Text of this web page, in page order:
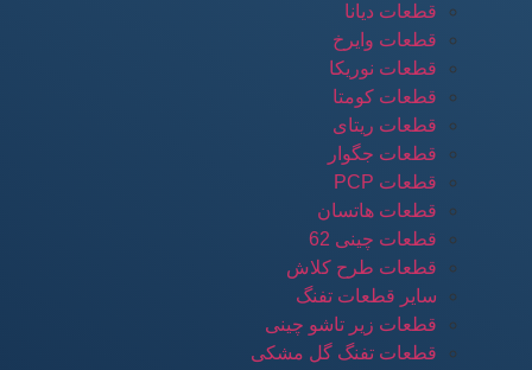
قطعات دیانا
قطعات وایرخ
قطعات نوریکا
قطعات کومتا
قطعات ریتای
قطعات جگوار
قطعات PCP
قطعات هاتسان
قطعات چینی 62
قطعات طرح کلاش
سایر قطعات تفنگ
قطعات زیر تاشو چینی
قطعات تفنگ گل مشکی